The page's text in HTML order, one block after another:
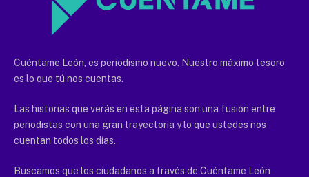
Cuéntame León, es periodismo nuevo. Nuestro máximo tesoro
es lo que tú nos cuentas.
Las historias que verás en esta página son una fusión entre
periodistas con una gran trayectoria y lo que ustedes nos
cuentan todos los días.
Buscamos que los ciudadanos a través de Cuéntame León